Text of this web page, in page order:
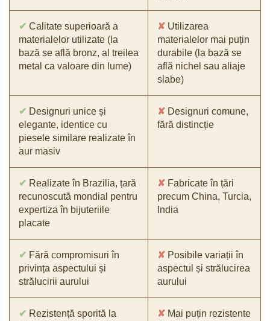
✔ Calitate superioară a
materialelor utilizate (la
bază se află bronz, al treilea
metal ca valoare din lume)
✘ Utilizarea
materialelor mai puțin
durabile (la bază se
află nichel sau aliaje
slabe)
✔ Designuri unice și
elegante, identice cu
piesele similare realizate în
aur masiv
✘ Designuri comune,
fără distincție
✔ Realizate în Brazilia, țară
recunoscută mondial pentru
expertiza în bijuteriile
placate
✘ Fabricate în țări
precum China, Turcia,
India
✔ Fără compromisuri în
privința aspectului și
strălucirii aurului
✘ Posibile variații în
aspectul și strălucirea
aurului
✔ Rezistență sporită la
✘ Mai puțin rezistente